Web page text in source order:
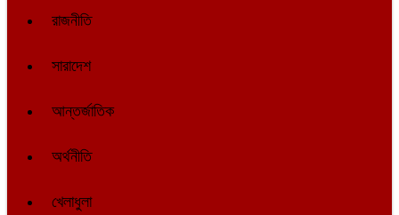
রাজনীতি
সারাদেশ
আন্তর্জাতিক
অর্থনীতি
খেলাধুলা